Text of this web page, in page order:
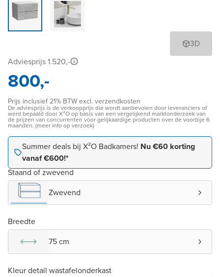
3D
Adviesprijs 1.520,-
800,-
Prijs inclusief 21% BTW excl. verzendkosten
De adviesprijs is de verkoopprijs die wordt aanbevolen door leveranciers of
werd bepaald door X²O op basis van een vergelijkend marktonderzoek van
de prijzen van concurrenten voor gelijkaardige producten over de voorbije 6
maanden. (meer info op verzoek)
Summer deals bij X²O Badkamers! Nu €60 korting
vanaf €600!*
Staand of zwevend
Zwevend
Breedte
75 cm
Kleur detail wastafelonderkast